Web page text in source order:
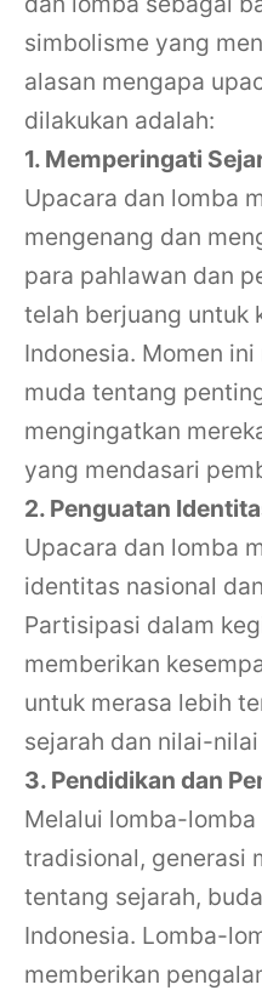
simbolisme yang
alasan mengapa
dilakukan adalah:
1. Memperingati
Upacara dan lomba
mengenang dan
para pahlawan dan
telah berjuang untuk
Indonesia. Momen
muda tentang
mengingatkan
yang mendasari
2. Penguatan
Upacara dan lomba
identitas nasional
Partisipasi dalam
memberikan
untuk merasa lebih
sejarah dan nilai-
3. Pendidikan dan
Melalui lomba-lomba
tradisional, generasi
tentang sejarah,
Indonesia. Lomba-
memberikan